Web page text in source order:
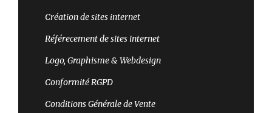
Création de sites internet
Référecement de sites internet
Logo, Graphisme & Webdesign
Conformité RGPD
Conditions Générale de Vente